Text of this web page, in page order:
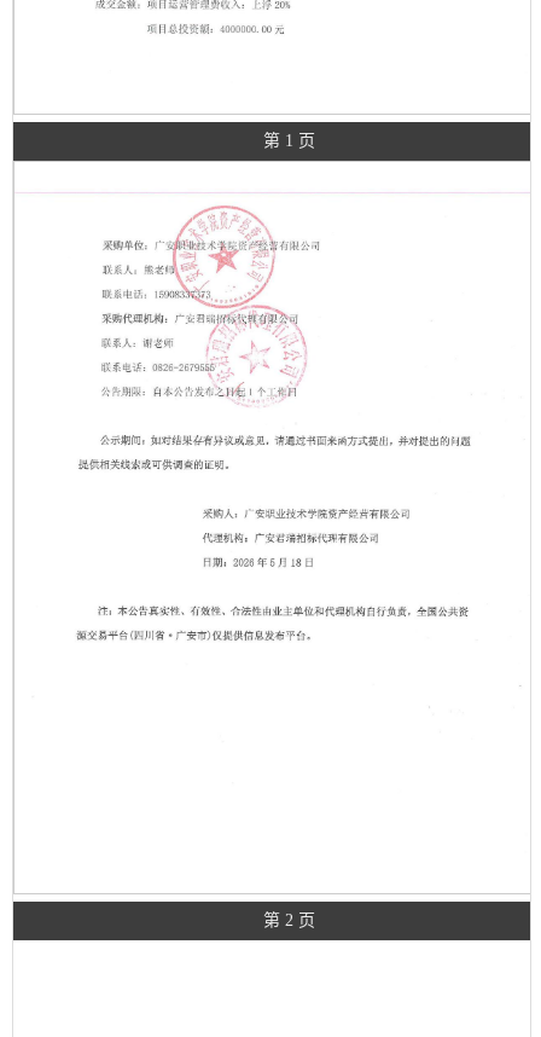
第 1 页
第 2 页